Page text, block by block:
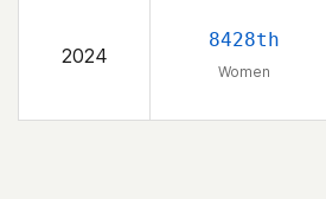
2024
8428th
Women